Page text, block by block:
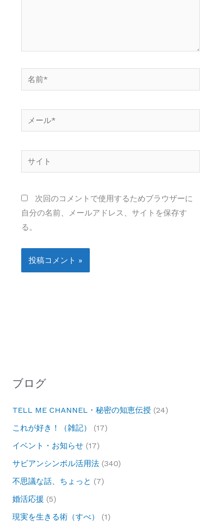
前
ー
イ
次回のコメントで使用するためブラウザーに
自分の名前、メールアドレス、サイトを保存す
る。
ブログ
TELL ME CHANNEL・秘密の知恵伝授 (24)
これが好き！（雑記）
(17)
イベント・お知らせ(17)
サビアンシンボル活用法(340)
不思議な話、ちょっと (7)
婚活応援 (5)
現実を生きる術（すべ）
(1)